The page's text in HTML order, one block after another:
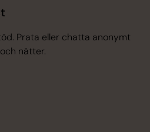
Prata eller chatta anonymt
nätter.